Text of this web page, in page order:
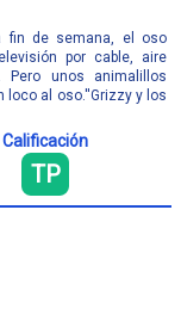
fin de semana, el oso
por cable, aire
unos animalillos
loco al oso.''Grizzy y los
Calificación
TP